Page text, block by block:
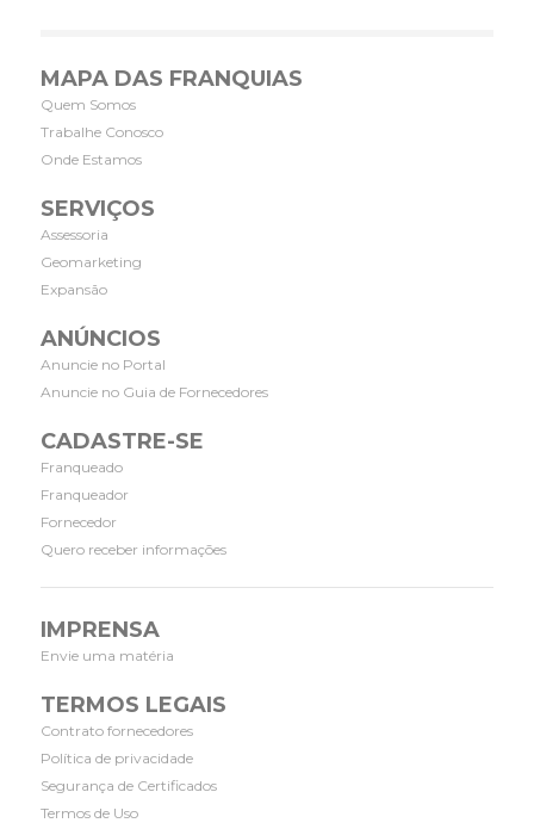
MAPA DAS FRANQUIAS
Quem Somos
Trabalhe Conosco
Onde Estamos
SERVIÇOS
Assessoria
Geomarketing
Expansão
ANÚNCIOS
Anuncie no Portal
Anuncie no Guia de Fornecedores
CADASTRE-SE
Franqueado
Franqueador
Fornecedor
Quero receber informações
IMPRENSA
Envie uma matéria
TERMOS LEGAIS
Contrato fornecedores
Política de privacidade
Segurança de Certificados
Termos de Uso